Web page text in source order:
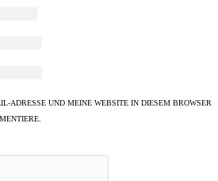
ADRESSE UND MEINE WEBSITE IN DIESEM BROWSER